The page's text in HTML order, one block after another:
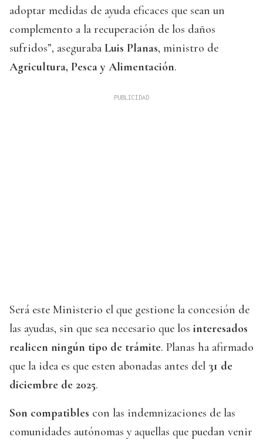
adoptar medidas de ayuda eficaces que sean un
complemento a la recuperación de los daños
sufridos”, aseguraba Luis Planas, ministro de
Agricultura, Pesca y Alimentación.
Será este Ministerio el que gestione la concesión de
las ayudas, sin que sea necesario que los interesados
realicen ningún tipo de trámite. Planas ha afirmado
que la idea es que esten abonadas antes del 31 de
diciembre de 2025.
Son compatibles con las indemnizaciones de las
comunidades autónomas y aquellas que puedan venir